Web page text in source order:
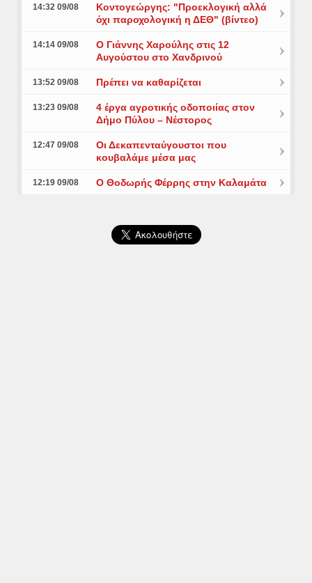
14:32 09/08
Κοντογεώργης: "Προεκλογική αλλά
όχι παροχολογική η ΔΕΘ" (βίντεο)
14:14 09/08
Ο Γιάννης Χαρούλης στις 12
Αυγούστου στο Χανδρινού
13:52 09/08 Πρέπει να καθαρίζεται
13:23 09/08
4 έργα αγροτικής οδοποιίας στον
Δήμο Πύλου – Νέστορος
12:47 09/08
Οι Δεκαπενταύγουστοι που
κουβαλάμε μέσα μας
12:19 09/08 Ο Θοδωρής Φέρρης στην Καλαμάτα